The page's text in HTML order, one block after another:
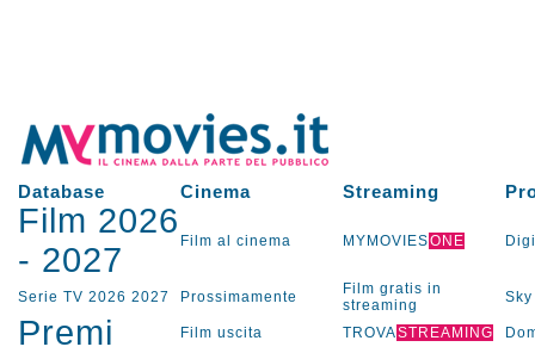
Database Cinema Streaming
Film 2026
- 2027 Film al cinema MYMOVIESONE
Serie TV 2026 2027 Prossimamente
Film gratis in
streaming
Sky
Premi Film uscita TROVASTREAMING